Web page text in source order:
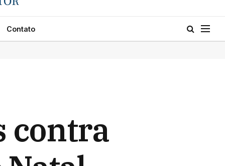
Contato
contra